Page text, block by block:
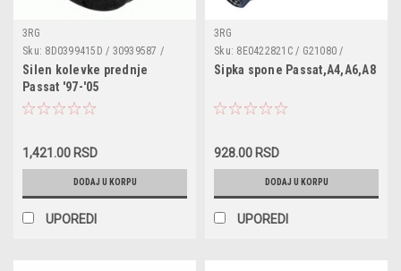
3RG
Sku: 8D0399415D / 30939587 /
110047110 / 40758
Silen kolevke prednje
Passat '97-'05
1,421.00 RSD
DODAJ U KORPU
UPOREDI
3RG
Sku: 8E0422821C / G21080 /
TA1644 / 8E0422801B / 8E0422821
/ 34153
Sipka spone Passat,A4,A6,A8
928.00 RSD
DODAJ U KORPU
UPOREDI